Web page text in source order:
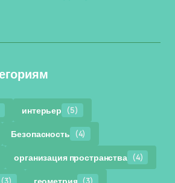
интерьер (5)
Безопасность (4)
организация пространства (4)
(3) (3)